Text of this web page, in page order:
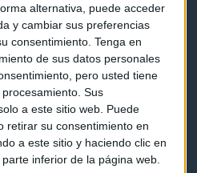
alternativa, puede acceder
y cambiar sus preferencias
consentimiento. Tenga en
de sus datos personales
pero usted tiene
Sus
a este sitio web. Puede
retirar su consentimiento en
a este sitio y haciendo clic en
inferior de la página web.
nuestras apps